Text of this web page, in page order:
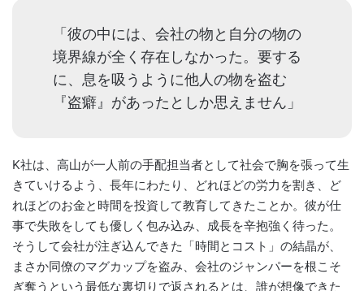
「彼の中には、会社の物と自分の物の
境界線が全く存在しなかった。要する
に、息を吸うように他人の物を盗む
『盗癖』があったとしか思えません」
K社は、高山が一人前の手配担当者として社会で胸を張って生
きていけるよう、長年にわたり、どれほどの労力を割き、ど
れほどのお金と時間を投資して教育してきたことか。彼が仕
事で失敗をしても優しく包み込み、成長を辛抱強く待った。
そうして会社が注ぎ込んできた「時間とコスト」の結晶が、
まさか同僚のマグカップを盗み、会社のジャンパーを根こそ
ぎ奪うという最低な裏切りで返されるとは、誰が想像できた